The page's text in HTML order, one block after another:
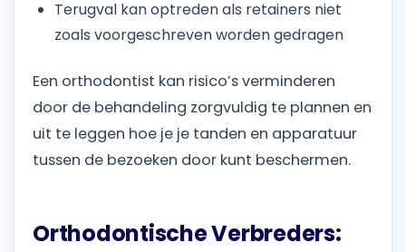
Terugval kan optreden als retainers niet
zoals voorgeschreven worden gedragen
Een orthodontist kan risico’s verminderen
door de behandeling zorgvuldig te plannen en
uit te leggen hoe je je tanden en apparatuur
tussen de bezoeken door kunt beschermen.
Orthodontische Verbreders: